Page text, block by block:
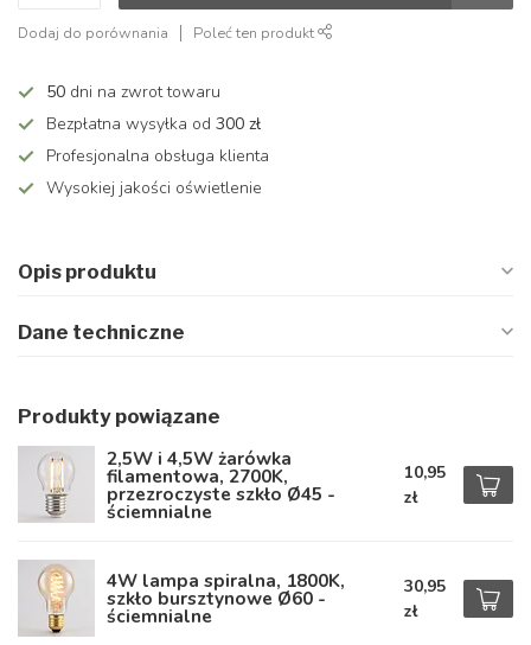
Dodaj do porównania Poleć ten produkt
50 dni na zwrot towaru
Bezpłatna wysyłka od 300 zł
Profesjonalna obsługa klienta
Wysokiej jakości oświetlenie
Opis produktu
Dane techniczne
Produkty powiązane
2,5W i 4,5W żarówka
filamentowa, 2700K,
przezroczyste szkło Ø45 -
ściemnialne
10,95
zł
4W lampa spiralna, 1800K,
szkło bursztynowe Ø60 -
ściemnialne
30,95
zł